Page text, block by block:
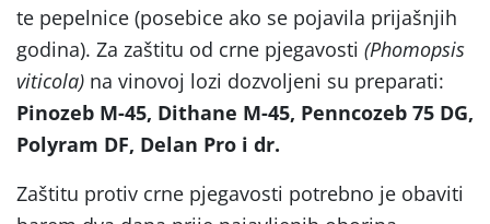
te pepelnice (posebice ako se pojavila prijašnjih
godina). Za zaštitu od crne pjegavosti (Phomopsis
viticola) na vinovoj lozi dozvoljeni su preparati:
Pinozeb M-45, Dithane M-45, Penncozeb 75 DG,
Polyram DF, Delan Pro i dr.
Zaštitu protiv crne pjegavosti potrebno je obaviti